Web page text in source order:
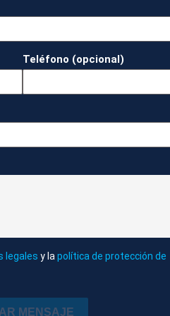
Teléfono (opcional)
legales y la política de protección de
MENSAJE
armas de fuego,
en las